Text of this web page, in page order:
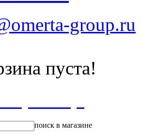
group.ru
пуста!
поиск в магазине